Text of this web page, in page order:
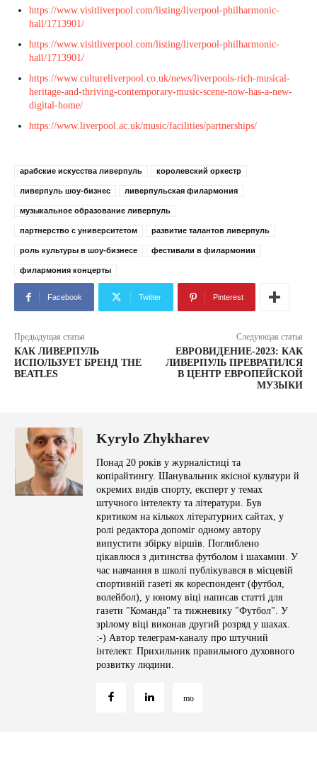
https://www.visitliverpool.com/listing/liverpool-philharmonic-
hall/1713901/
https://www.visitliverpool.com/listing/liverpool-philharmonic-
hall/1713901/
https://www.cultureliverpool.co.uk/news/liverpools-rich-musical-
heritage-and-thriving-contemporary-music-scene-now-has-a-new-
digital-home/
https://www.liverpool.ac.uk/music/facilities/partnerships/
арабские искусства ливерпуль королевский оркестр
ливерпуль шоу-бизнес ливерпульская филармония
музыкальное образование ливерпуль
партнерство с университетом развитие талантов ливерпуль
роль культуры в шоу-бизнесе фестивали в филармонии
филармония концерты
Facebook Twitter Pinterest
Предыдущая статья
КАК ЛИВЕРПУЛЬ
ИСПОЛЬЗУЕТ БРЕНД THE
BEATLES
Следующая статья
ЕВРОВИДЕНИЕ-2023: КАК
ЛИВЕРПУЛЬ ПРЕВРАТИЛСЯ
В ЦЕНТР ЕВРОПЕЙСКОЙ
МУЗЫКИ
Kyrylo Zhykharev
Понад 20 років у журналістиці та
копірайтингу. Шанувальник якісної культури й
окремих видів спорту, експерт у темах
штучного інтелекту та літератури. Був
критиком на кількох літературних сайтах, у
ролі редактора допоміг одному автору
випустити збірку віршів. Поглиблено
цікавлюся з дитинства футболом і шахамии. У
час навчання в школі публікувався в місцевій
спортивній газеті як кореспондент (футбол,
волейбол), у юному віці написав статті для
газети "Команда" та тижневику "Футбол". У
зрілому віці виконав другий розряд у шахах.
:-) Автор телеграм-каналу про штучний
інтелект. Прихильник правильного духовного
розвитку людини.